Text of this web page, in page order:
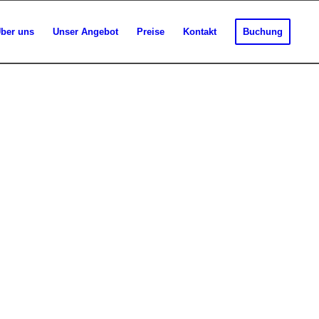
uns Unser Angebot Preise Kontakt Buchung